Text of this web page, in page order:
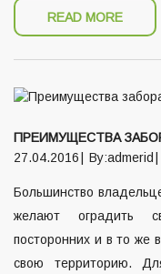
READ MORE
ПРЕИМУЩЕСТВА
27.04.2016
By:admerid
Большинство
желают оградить
посторонних и в то же
свою территорию.